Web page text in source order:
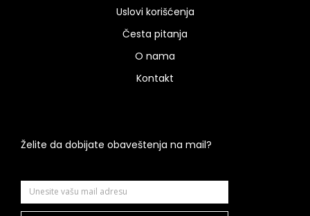
Uslovi korišćenja
Česta pitanja
O nama
Kontakt
Želite da dobijate obaveštenja na mail?